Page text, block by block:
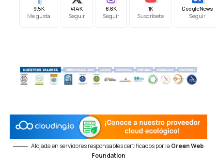
9.5K
Me gusta
41.4K
Seguir
6.6K
Seguir
1K
Suscríbete
Google News
Seguir
Alojada en servidores responsables certificados por la Green Web
Foundation